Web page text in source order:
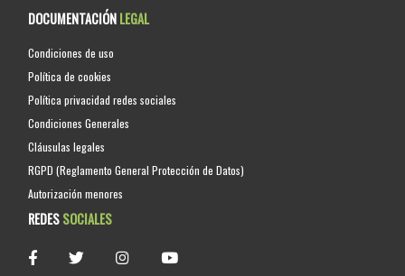
DOCUMENTACIÓNLEGAL
Condiciones de uso
Política de cookies
Política privacidad redes sociales
Condiciones Generales
Cláusulas legales
RGPD (Reglamento General Protección de Datos)
Autorización menores
REDESSOCIALES